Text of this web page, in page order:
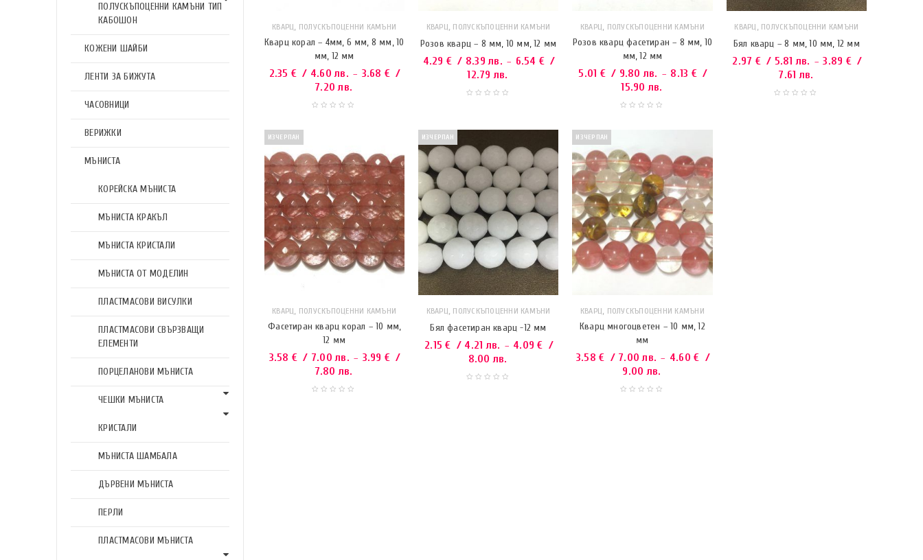
ПОЛУСКЪПОЦЕННИ КАМЪНИ ТИП
КАБОШОН
КОЖЕНИ ШАЙБИ
ЛЕНТИ ЗА БИЖУТА
ЧАСОВНИЦИ
ВЕРИЖКИ
МЪНИСТА
КОРЕЙСКА МЪНИСТА
МЪНИСТА КРАКЪЛ
МЪНИСТА КРИСТАЛИ
МЪНИСТА ОТ МОДЕЛИН
ПЛАСТМАСОВИ ВИСУЛКИ
ПЛАСТМАСОВИ СВЪРЗВАЩИ
ЕЛЕМЕНТИ
ПОРЦЕЛАНОВИ МЪНИСТА
ЧЕШКИ МЪНИСТА
КРИСТАЛИ
МЪНИСТА ШАМБАЛА
ДЪРВЕНИ МЪНИСТА
ПЕРЛИ
ПЛАСТМАСОВИ МЪНИСТА
КВАРЦ, ПОЛУСКЪПОЦЕННИ КАМЪНИ
Кварц корал – 4мм, 6 мм, 8 мм, 10
мм, 12 мм
2.35 € / 4.60 лв. – 3.68 € /
7.20 лв.
КВАРЦ, ПОЛУСКЪПОЦЕННИ КАМЪНИ
Розов кварц – 8 мм, 10 мм, 12 мм
4.29 € / 8.39 лв. – 6.54 € /
12.79 лв.
КВАРЦ, ПОЛУСКЪПОЦЕННИ КАМЪНИ
Розов кварц фасетиран – 8 мм, 10
мм, 12 мм
5.01 € / 9.80 лв. – 8.13 € /
15.90 лв.
КВАРЦ , ПОЛУСКЪПОЦЕННИ КАМЪНИ
Бял кварц – 8 мм, 10 мм, 12 мм
2.97 € / 5.81 лв. – 3.89 € /
7.61 лв.
ИЗЧЕРПАН
КВАРЦ, ПОЛУСКЪПОЦЕННИ КАМЪНИ
Фасетиран кварц корал – 10 мм,
12 мм
3.58 € / 7.00 лв. – 3.99 € /
7.80 лв.
ИЗЧЕРПАН
КВАРЦ, ПОЛУСКЪПОЦЕННИ КАМЪНИ
Бял фасетиран кварц -12 мм
2.15€ / 4.21 лв. – 4.09€ /
8.00 лв.
ИЗЧЕРПАН
КВАРЦ, ПОЛУСКЪПОЦЕННИ КАМЪНИ
Кварц многоцветен – 10 мм, 12
мм
3.58€ / 7.00 лв. – 4.60€ /
9.00 лв.